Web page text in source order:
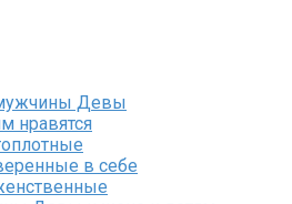
Девы
нравятся
в себе